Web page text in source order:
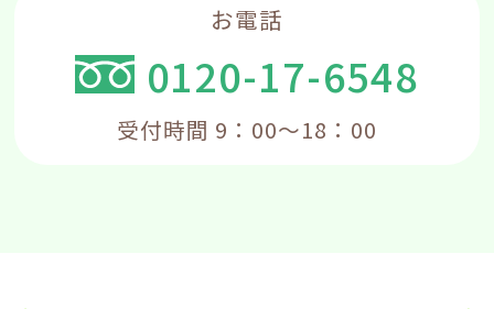
お電話
0120-17-6548
受付時間 9：00～18：00